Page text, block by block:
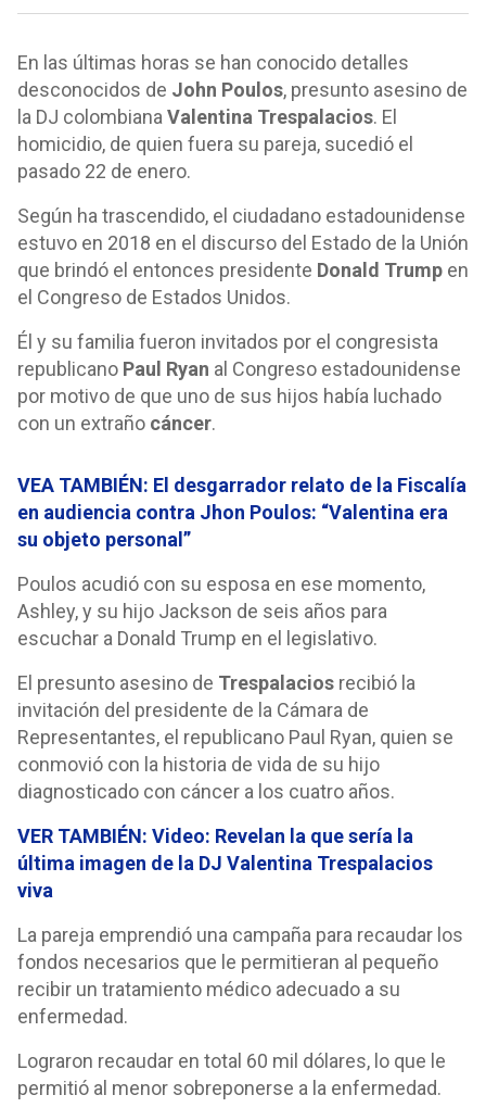
En las últimas horas se han conocido detalles
desconocidos de John Poulos, presunto asesino de
la DJ colombiana Valentina Trespalacios. El
homicidio, de quien fuera su pareja, sucedió el
pasado 22 de enero.
Según ha trascendido, el ciudadano estadounidense
estuvo en 2018 en el discurso del Estado de la Unión
que brindó el entonces presidente Donald Trump en
el Congreso de Estados Unidos.
Él y su familia fueron invitados por el congresista
republicano Paul Ryan al Congreso estadounidense
por motivo de que uno de sus hijos había luchado
con un extraño cáncer.
VEA TAMBIÉN: El desgarrador relato de la Fiscalía
en audiencia contra Jhon Poulos: “Valentina era
su objeto personal”
Poulos acudió con su esposa en ese momento,
Ashley, y su hijo Jackson de seis años para
escuchar a Donald Trump en el legislativo.
El presunto asesino de Trespalacios recibió la
invitación del presidente de la Cámara de
Representantes, el republicano Paul Ryan, quien se
conmovió con la historia de vida de su hijo
diagnosticado con cáncer a los cuatro años.
VER TAMBIÉN: Video: Revelan la que sería la
última imagen de la DJ Valentina Trespalacios
viva
La pareja emprendió una campaña para recaudar los
fondos necesarios que le permitieran al pequeño
recibir un tratamiento médico adecuado a su
enfermedad.
Lograron recaudar en total 60 mil dólares, lo que le
permitió al menor sobreponerse a la enfermedad.